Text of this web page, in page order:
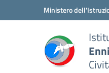
Vai ai contenuti
Vai al menu di navigazione
Ministero